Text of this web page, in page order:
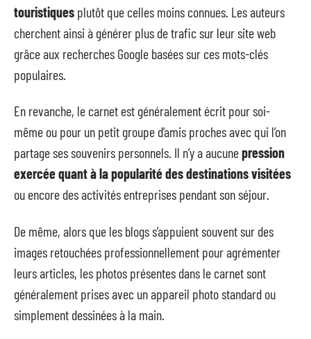
touristiques plutôt que celles moins connues. Les auteurs
cherchent ainsi à générer plus de trafic sur leur site web
grâce aux recherches Google basées sur ces mots-clés
populaires.
En revanche, le carnet est généralement écrit pour soi-
même ou pour un petit groupe d’amis proches avec qui l’on
partage ses souvenirs personnels. Il n’y a aucunepression
exercée quant à la popularité des destinations visitées
ou encore des activités entreprises pendant son séjour.
De même, alors que les blogs s’appuient souvent sur des
images retouchées professionnellement pour agrémenter
leurs articles, les photos présentes dans le carnet sont
généralement prises avec un appareil photo standard ou
simplement dessinées à la main.